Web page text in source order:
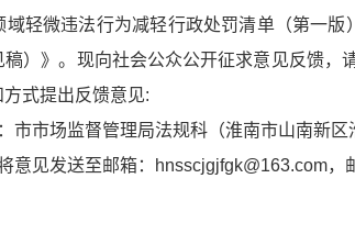
轻微违法行为减轻行政处罚清单（第一
）》。现向社会公众公开征求意见反馈
式提出反馈意见:
市市场监督管理局法规科（淮南市山南新
见发送至邮箱：hnsscjgjfgk@163.com，